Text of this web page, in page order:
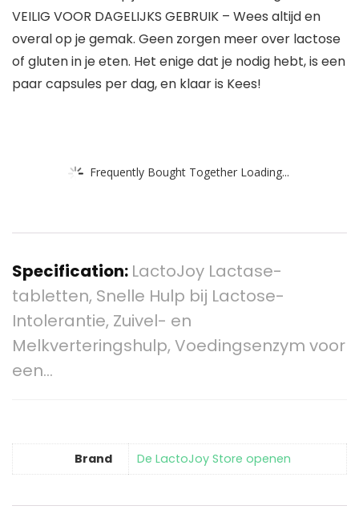
VEILIG VOOR DAGELIJKS GEBRUIK – Wees altijd en
overal op je gemak. Geen zorgen meer over lactose
of gluten in je eten. Het enige dat je nodig hebt, is een
paar capsules per dag, en klaar is Kees!
Frequently Bought Together Loading...
Specification: LactoJoy Lactase-
tabletten, Snelle Hulp bij Lactose-
Intolerantie, Zuivel- en
Melkverteringshulp, Voedingsenzym voor
een…
Brand De LactoJoy Store openen